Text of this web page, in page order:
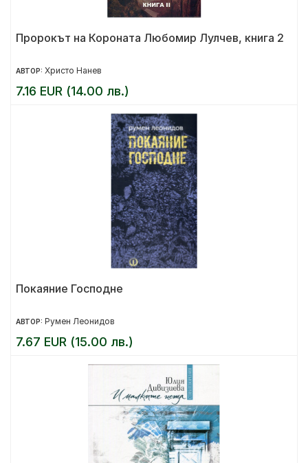
Пророкът на Короната Любомир Лулчев, книга 2
АВТОР: Христо Нанев
7.16 EUR (14.00 лв.)
Покаяние Господне
АВТОР: Румен Леонидов
7.67 EUR (15.00 лв.)